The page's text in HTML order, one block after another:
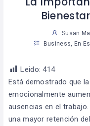
Susan
Business
En
Leido: 414
Está demostrado que
emocionalmente
ausencias en el
una mayor retención